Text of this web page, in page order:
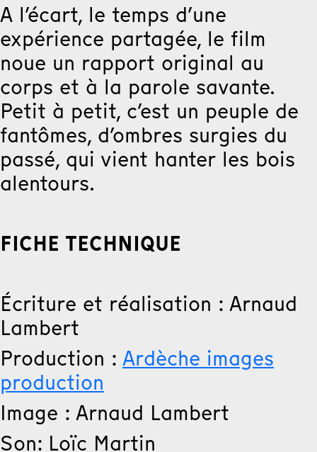
A l’écart, le temps d’une
expérience partagée, le film
noue un rapport original au
corps et à la parole savante.
Petit à petit, c’est un peuple de
fantômes, d’ombres surgies du
passé, qui vient hanter les bois
alentours.
FICHE TECHNIQUE
Écriture et réalisation : Arnaud
Lambert
Production : Ardèche images
production
Image : Arnaud Lambert
Son: Loïc Martin